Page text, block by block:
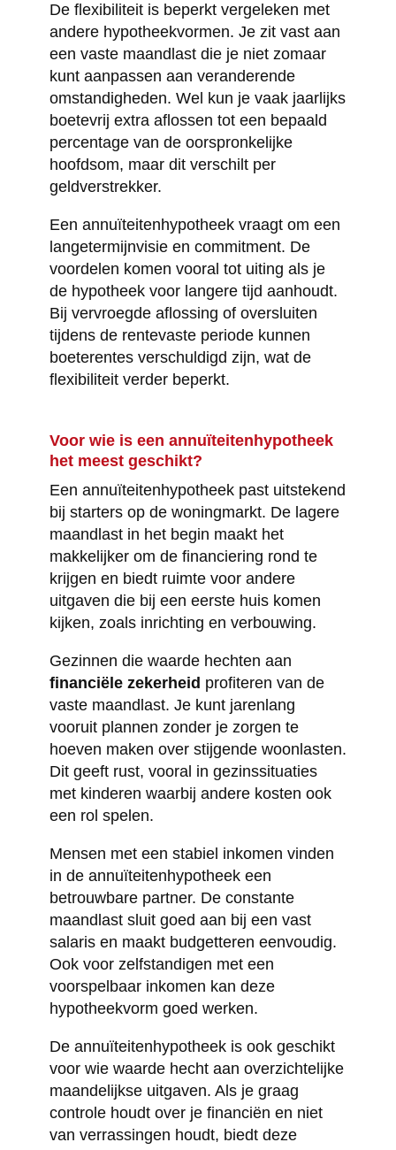
De flexibiliteit is beperkt vergeleken met
andere hypotheekvormen. Je zit vast aan
een vaste maandlast die je niet zomaar
kunt aanpassen aan veranderende
omstandigheden. Wel kun je vaak jaarlijks
boetevrij extra aflossen tot een bepaald
percentage van de oorspronkelijke
hoofdsom, maar dit verschilt per
geldverstrekker.
Een annuïteitenhypotheek vraagt om een
langetermijnvisie en commitment. De
voordelen komen vooral tot uiting als je
de hypotheek voor langere tijd aanhoudt.
Bij vervroegde aflossing of oversluiten
tijdens de rentevaste periode kunnen
boeterentes verschuldigd zijn, wat de
flexibiliteit verder beperkt.
Voor wie is een annuïteitenhypotheek
het meest geschikt?
Een annuïteitenhypotheek past uitstekend
bij starters op de woningmarkt. De lagere
maandlast in het begin maakt het
makkelijker om de financiering rond te
krijgen en biedt ruimte voor andere
uitgaven die bij een eerste huis komen
kijken, zoals inrichting en verbouwing.
Gezinnen die waarde hechten aan
financiële zekerheid profiteren van de
vaste maandlast. Je kunt jarenlang
vooruit plannen zonder je zorgen te
hoeven maken over stijgende woonlasten.
Dit geeft rust, vooral in gezinssituaties
met kinderen waarbij andere kosten ook
een rol spelen.
Mensen met een stabiel inkomen vinden
in de annuïteitenhypotheek een
betrouwbare partner. De constante
maandlast sluit goed aan bij een vast
salaris en maakt budgetteren eenvoudig.
Ook voor zelfstandigen met een
voorspelbaar inkomen kan deze
hypotheekvorm goed werken.
De annuïteitenhypotheek is ook geschikt
voor wie waarde hecht aan overzichtelijke
maandelijkse uitgaven. Als je graag
controle houdt over je financiën en niet
van verrassingen houdt, biedt deze